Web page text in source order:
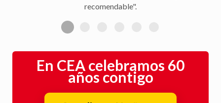
recomendable".
En CEA celebramos 60
años contigo